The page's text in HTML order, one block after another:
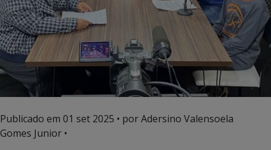
Publicado em 01 set 2025 • por Adersino Valensoela
Gomes Junior •